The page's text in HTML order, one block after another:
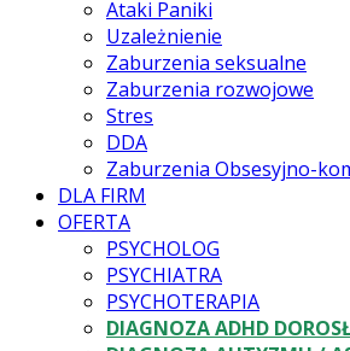
Ataki Paniki
Uzależnienie
Zaburzenia seksualne
Zaburzenia rozwojowe
Stres
DDA
Zaburzenia Obsesyjno-
DLA FIRM
OFERTA
PSYCHOLOG
PSYCHIATRA
PSYCHOTERAPIA
DIAGNOZA ADHD